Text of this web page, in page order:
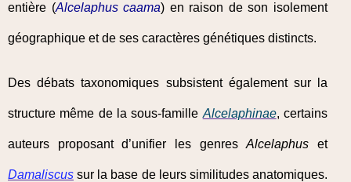
entière (Alcelaphus caama) en raison de son isolement
géographique et de ses caractères génétiques distincts.
Des débats taxonomiques subsistent également sur la
structure même de la sous-famille Alcelaphinae, certains
auteurs proposant d’unifier les genresAlcelaphus et
Damaliscus sur la base de leurs similitudes anatomiques.